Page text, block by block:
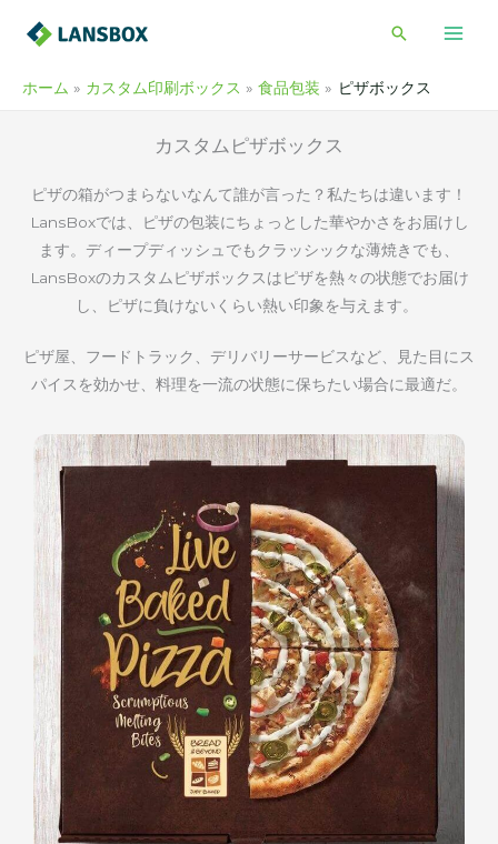
検
ホーム カスタム印刷ボックス 食品包装 ピザボックス
カスタムピザボックス
ピザの箱がつまらないなんて誰が言った？私たちは違います！
LansBoxでは、ピザの包装にちょっとした華やかさをお届けし
ます。ディープディッシュでもクラッシックな薄焼きでも、
LansBoxのカスタムピザボックスはピザを熱々の状態でお届け
し、ピザに負けないくらい熱い印象を与えます。
ピザ屋、フードトラック、デリバリーサービスなど、見た目にス
パイスを効かせ、料理を一流の状態に保ちたい場合に最適だ。